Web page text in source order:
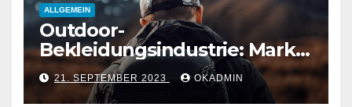
ALLGEMEIN
Outdoor-
Bekleidungsindustrie: Markt,
Schlüsseltrends und
Käuferverhalten
21. SEPTEMBER 2023 OKADMIN